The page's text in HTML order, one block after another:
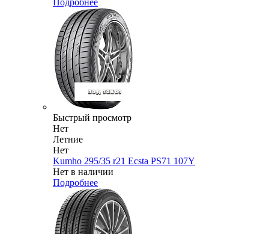
Подробнее
Быстрый просмотр
Нет
Летние
Нет
Kumho 295/35 r21 Ecsta PS71 107Y
Нет в наличии
Подробнее